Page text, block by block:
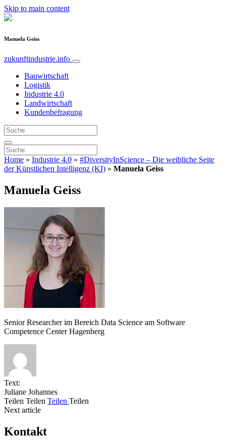
Skip to main content
Manuela Geiss
zukunftindustrie.info
Bauwirtschaft
Logistik
Industrie 4.0
Landwirtschaft
Kundenbefragung
Home » Industrie 4.0 » #DiversityInScience – Die weibliche Seite
der Künstlichen Intelligenz (KI) » Manuela Geiss
Manuela Geiss
Senior Researcher im Bereich Data Science am Software
Competence Center Hagenberg
Text:
Juliane Johannes
Teilen Teilen Teilen Teilen
Next article
Kontakt